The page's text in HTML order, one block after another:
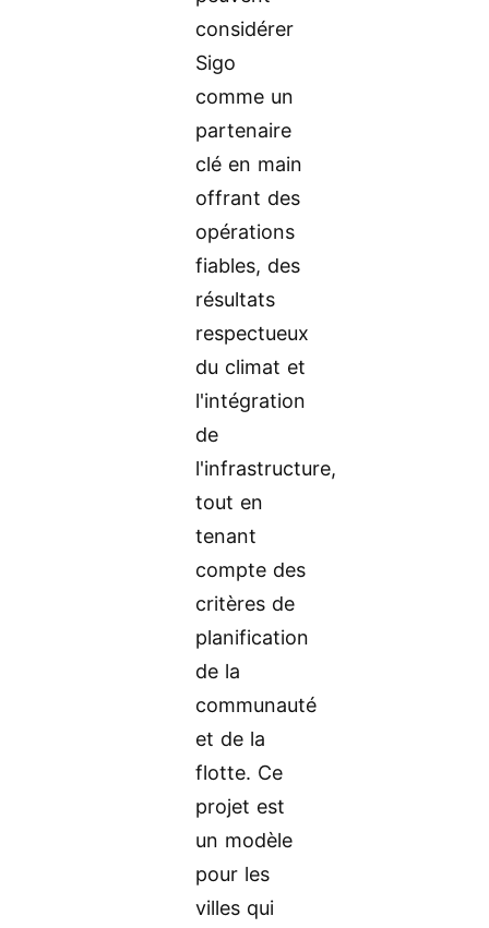
considérer
Sigo
comme un
partenaire
clé en main
offrant des
opérations
fiables, des
résultats
respectueux
du climat et
l'intégration
de
l'infrastructure,
tout en
tenant
compte des
critères de
planification
de la
communauté
et de la
flotte. Ce
projet est
un modèle
pour les
villes qui